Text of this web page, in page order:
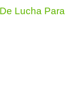
Lucha Para